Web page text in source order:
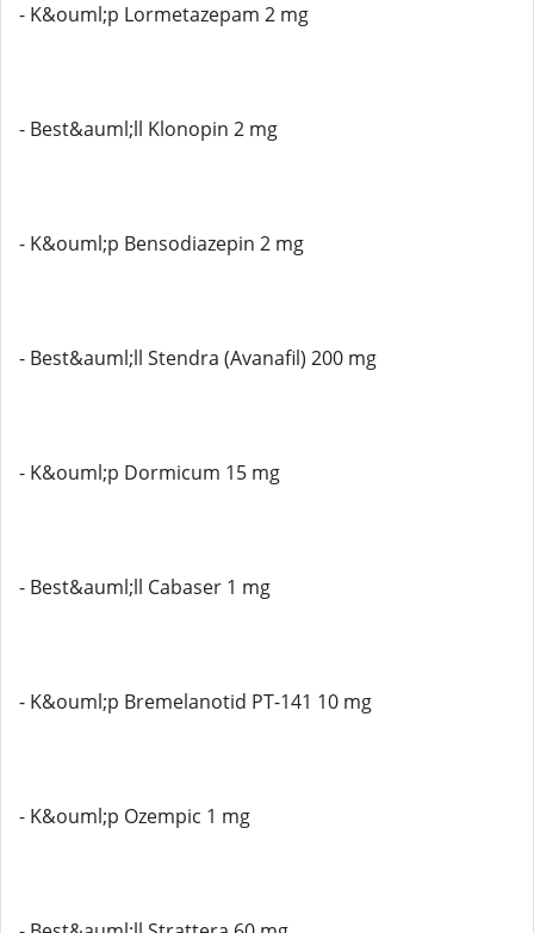
- K&ouml;p Lormetazepam 2 mg
- Best&auml;ll Klonopin 2 mg
- K&ouml;p Bensodiazepin 2 mg
- Best&auml;ll Stendra (Avanafil) 200 mg
- K&ouml;p Dormicum 15 mg
- Best&auml;ll Cabaser 1 mg
- K&ouml;p Bremelanotid PT-141 10 mg
- K&ouml;p Ozempic 1 mg